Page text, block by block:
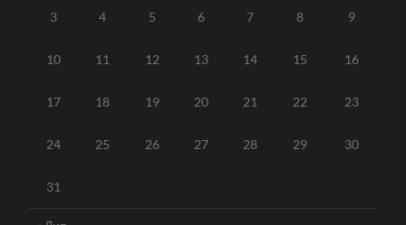
3 4 5 6 7 8 9
10 11 12 13 14 15 16
17 18 19 20 21 22 23
24 25 26 27 28 29 30
31